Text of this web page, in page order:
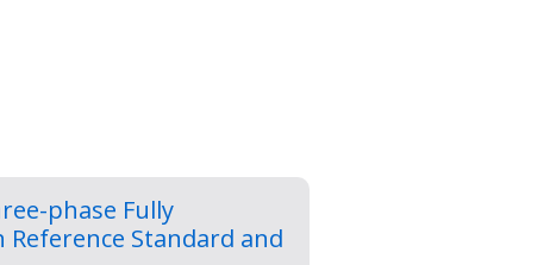
phase Fully
Standard and